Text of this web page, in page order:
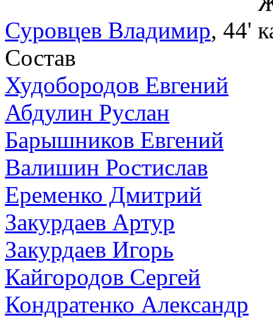
Суровцев Владимир, 44'
Состав
Худобородов Евгений
Абдулин Руслан
Барышников Евгений
Валишин Ростислав
Еременко Дмитрий
Закурдаев Артур
Закурдаев Игорь
Кайгородов Сергей
Кондратенко Александр